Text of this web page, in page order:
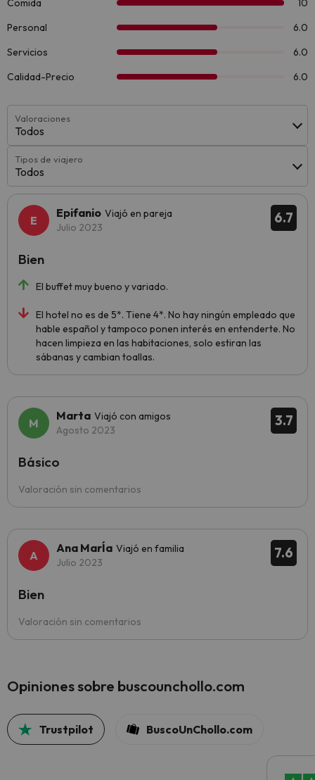
Valoraciones
Todos
Tipos de viajero
Todos
6.7
Epifanio Viajó en pareja
Julio 2023
El buffet muy bueno y variado.
El hotel no es de 5*. Tiene 4*. No hay ningún empleado que
hable español y tampoco ponen interés en entenderte. No
hacen limpieza en las habitaciones, solo estiran las
sábanas y cambian toallas.
Bien
3.7
Marta Viajó con amigos
Agosto 2023
Valoración sin comentarios
Básico
7.6
Ana MarÍa Viajó en familia
Julio 2023
Valoración sin comentarios
Bien
Opiniones sobre buscounchollo.com
Trustpilot BuscoUnChollo.com